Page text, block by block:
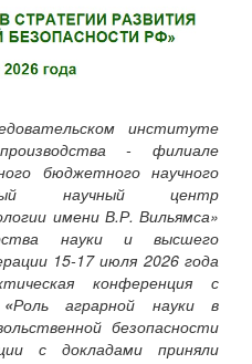
институте
- филиале
бюджетного научного
научный центр
имени В.Р. Вильямса»
науки и высшего
15-17 июля 2026 года
конференция с
«Роль аграрной науки в
безопасности
с докладами приняли